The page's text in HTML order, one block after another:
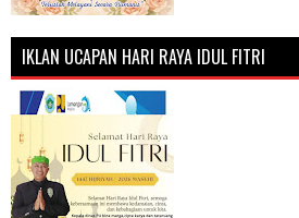
IKLAN UCAPAN HARI RAYA IDUL FITRI